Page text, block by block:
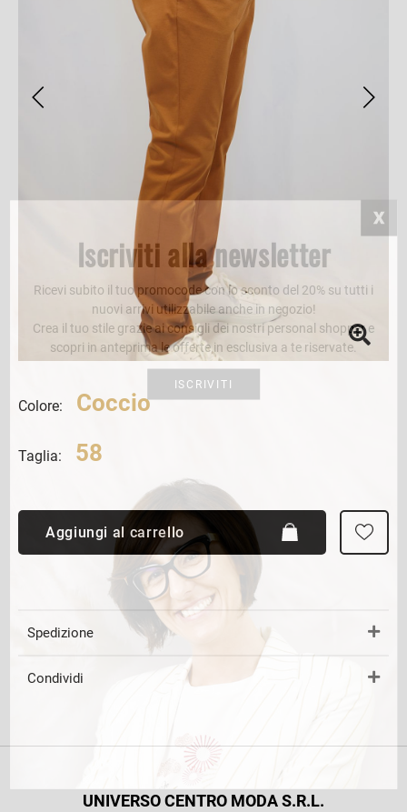
Colore: Coccio
Taglia: 58
Aggiungi al carrello
Spedizione
Condividi
UNIVERSO CENTRO MODA S.R.L.
Iscriviti alla newsletter
Ricevi subito il tuo promocode con lo sconto del 20% su tutti i
nuovi arrivi utilizzabile anche in negozio!
Crea il tuo stile grazie ai consigli dei nostri personal shopper e
scopri in anteprima le offerte in esclusiva a te riservate.
ISCRIVITI